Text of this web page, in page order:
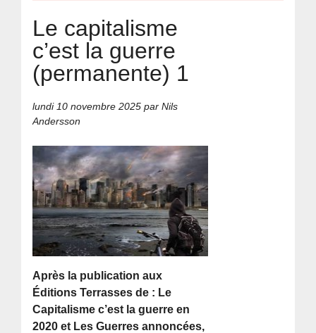
Le capitalisme
c’est la guerre
(permanente) 1
lundi 10 novembre 2025 par Nils
Andersson
Après la publication aux
Éditions Terrasses de : Le
Capitalisme c’est la guerre en
2020 et Les Guerres annoncées,